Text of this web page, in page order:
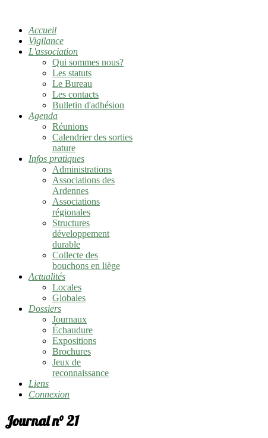
Accueil
Vigilance
L'association
Qui sommes nous?
Les statuts
Le Bureau
Les contacts
Bulletin d'adhésion
Agenda
Réunions
Calendrier des sorties
nature
Infos pratiques
Administrations
Associations des
Ardennes
Associations
régionales
Structures
développement
durable
Collecte des
bouchons en liège
Actualités
Locales
Globales
Dossiers
Journaux
Échaudure
Expositions
Brochures
Jeux de
reconnaissance
Liens
Connexion
Journal n° 21